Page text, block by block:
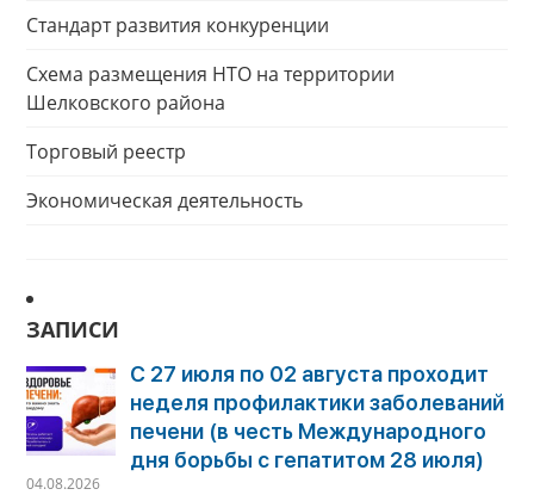
Стандарт развития конкуренции
Схема размещения НТО на территории
Шелковского района
Торговый реестр
Экономическая деятельность
ЗАПИСИ
С 27 июля по 02 августа проходит
неделя профилактики заболеваний
печени (в честь Международного
дня борьбы с гепатитом 28 июля)
04.08.2026